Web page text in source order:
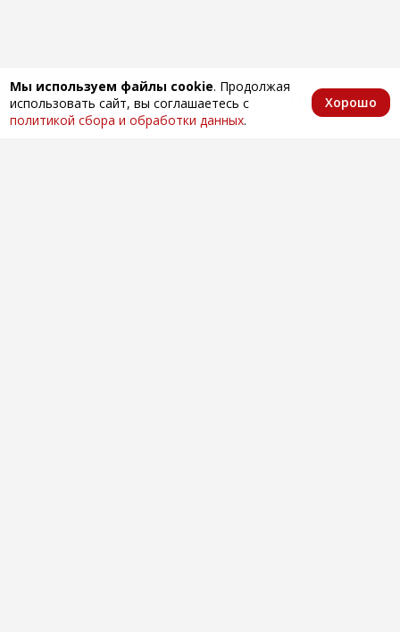
Мы используем файлы cookie. Продолжая
использовать сайт, вы соглашаетесь с
политикой сбора и обработки данных.
Хорошо
Главная КаталогИзбранноеКорзина Аккаунт